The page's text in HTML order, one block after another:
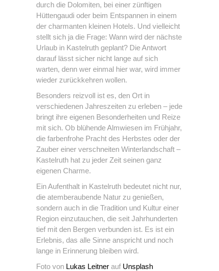
durch die Dolomiten, bei einer zünftigen
Hüttengaudi oder beim Entspannen in einem
der charmanten kleinen Hotels. Und vielleicht
stellt sich ja die Frage: Wann wird der nächste
Urlaub in Kastelruth geplant? Die Antwort
darauf lässt sicher nicht lange auf sich
warten, denn wer einmal hier war, wird immer
wieder zurückkehren wollen.
Besonders reizvoll ist es, den Ort in
verschiedenen Jahreszeiten zu erleben – jede
bringt ihre eigenen Besonderheiten und Reize
mit sich. Ob blühende Almwiesen im Frühjahr,
die farbenfrohe Pracht des Herbstes oder der
Zauber einer verschneiten Winterlandschaft –
Kastelruth hat zu jeder Zeit seinen ganz
eigenen Charme.
Ein Aufenthalt in Kastelruth bedeutet nicht nur,
die atemberaubende Natur zu genießen,
sondern auch in die Tradition und Kultur einer
Region einzutauchen, die seit Jahrhunderten
tief mit den Bergen verbunden ist. Es ist ein
Erlebnis, das alle Sinne anspricht und noch
lange in Erinnerung bleiben wird.
Foto von Lukas Leitner auf Unsplash